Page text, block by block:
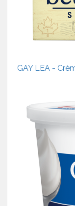
GAY LEA -